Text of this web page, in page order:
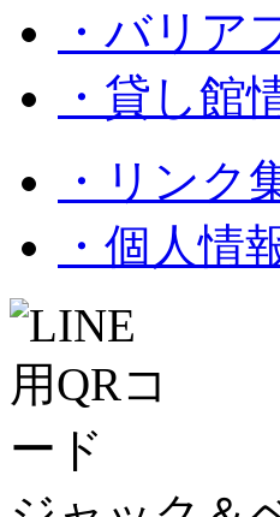
・バリア
・貸し館
・リンク
・個人情